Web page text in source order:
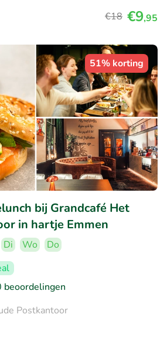
€18 €9,95
51% korting
bij Grandcafé Het
in hartje Emmen
Di Wo
Do
beoordelingen
Postkantoor